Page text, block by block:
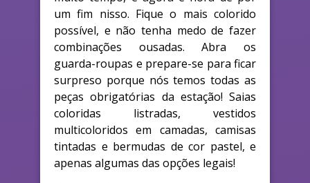
um fim nisso. Fique o mais colorido
possível, e não tenha medo de fazer
combinações ousadas. Abra os
guarda-roupas e prepare-se para ficar
surpreso porque nós temos todas as
peças obrigatórias da estação! Saias
coloridas listradas, vestidos
multicoloridos em camadas, camisas
tintadas e bermudas de cor pastel, e
apenas algumas das opções legais!